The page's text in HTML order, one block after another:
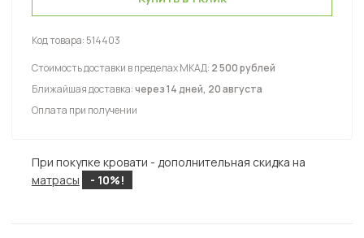
Код товара: 514403
Стоимость доставки в пределах МКАД: 2 500 рублей
Ближайшая доставка:через 14 дней, 20 августа
Оплата при получении
При покупке кровати - дополнительная скидка на
матрасы
- 10%!